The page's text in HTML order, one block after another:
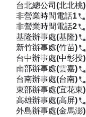
台北總公司(北北桃)
非營業時間電話1
非營業時間電話2
基隆辦事處(基隆)
新竹辦事處(竹苗)
台中辦事處(中彰投)
南部辦事處(雲嘉)
台南辦事處(台南)
東部辦事處(宜花東)
高雄辦事處(高屏)
外島辦事處(金馬澎)